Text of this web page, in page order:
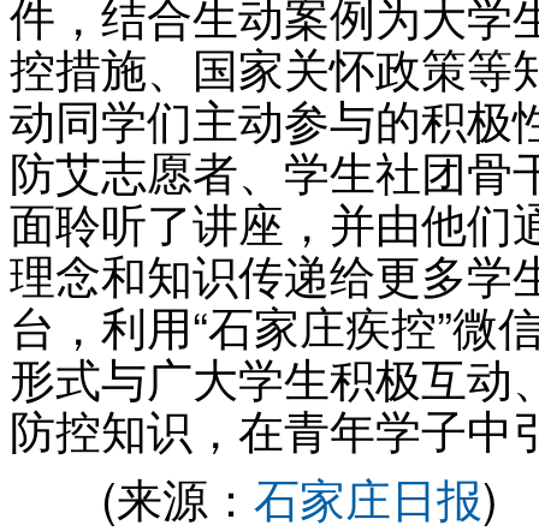
件，结合生动案例为大学
控措施、国家关怀政策等
动同学们主动参与的积极
防艾志愿者、学生社团骨
面聆听了讲座，并由他们
理念和知识传递给更多学
台，利用“石家庄疾控”微
形式与广大学生积极互动
防控知识，在青年学子中
(来源： 石家庄日报)